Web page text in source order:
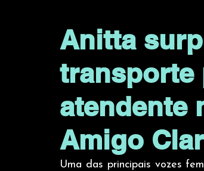
Anitta
transporte
atendente
Amigo
Uma das principais vozes